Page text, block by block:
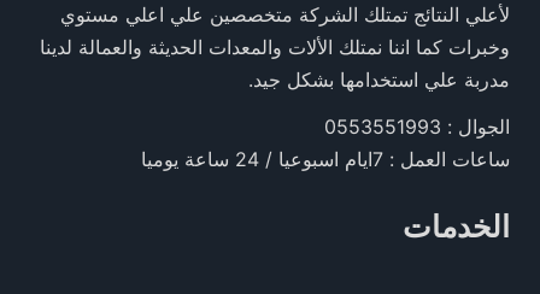
لأعلي النتائج تمتلك الشركة متخصصين علي اعلي مستوي
وخبرات كما اننا نمتلك الألات والمعدات الحديثة والعمالة لدينا
مدربة علي استخدامها بشكل جيد.
الجوال : 0553551993
ساعات العمل : 7ايام اسبوعيا / 24 ساعة يوميا
الخدمات